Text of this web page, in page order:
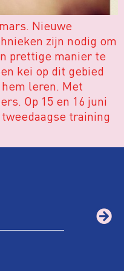
Nieuwe
zijn nodig om
prettige manier te
kei op dit gebied
leren. Met
Op 15 en 16 juni
training